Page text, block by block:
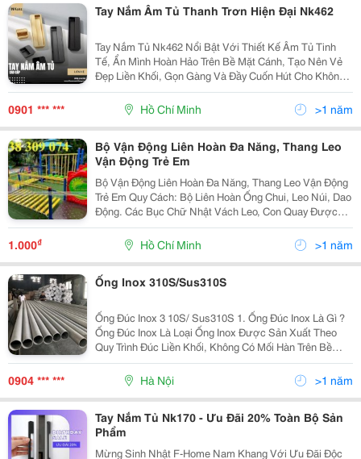
Tay Nắm Âm Tủ Thanh Trơn Hiện Đại Nk462
Tay Nắm Tủ Nk462 Nổi Bật Với Thiết Kế Âm Tủ Tinh
Tế, Ẩn Mình Hoàn Hảo Trên Bề Mặt Cánh, Tạo Nên Vẻ
Đẹp Liền Khối, Gọn Gàng Và Đầy Cuốn Hút Cho Không
Gian. Với Thiết Kế Dạng Thanh Trơn Đơn Giản Nhưng
Không Kém Phần Sang Trọng, Nk462 Dễ Dàng Hòa
0901 *** *** Hồ Chí Minh >1 năm
Bộ Vận Động Liên Hoàn Đa Năng, Thang Leo
Vận Động Trẻ Em
Bộ Vận Động Liên Hoàn Đa Năng, Thang Leo Vận Động
Trẻ Em Quy Cách: Bộ Liên Hoàn Ống Chui, Leo Núi, Dao
Động. Các Bục Chữ Nhật Vách Leo, Con Quay Được
Làm Bằng Nhựa Ldpe Đúc Liền Khối Màu Sắc Đa Dạng ,
Sàn Bằng Tôn , Thanh Xà , Tay Treo Bằng Ống...
1.000₫ Hồ Chí Minh >1 năm
Ống Inox 310S/Sus310S
Ống Đúc Inox 3 10S/ Sus310S 1. Ống Đúc Inox Là Gì ?
Ống Đúc Inox Là Loại Ống Inox Được Sản Xuất Theo
Quy Trình Đúc Liền Khối, Không Có Mối Hàn Trên Bề
Mặt. Loại Ống Này Có Độ Bền Cao Hơn So Với Ống
Inox Hàn, Chịu Áp Lực Tốt Hơn, Và Thường Được
0904 *** *** Hà Nội >1 năm
Tay Nắm Tủ Nk170 - Ưu Đãi 20% Toàn Bộ Sản
Phẩm
Mừng Sinh Nhật F-Home Nam Khang Với Ưu Đãi Độc